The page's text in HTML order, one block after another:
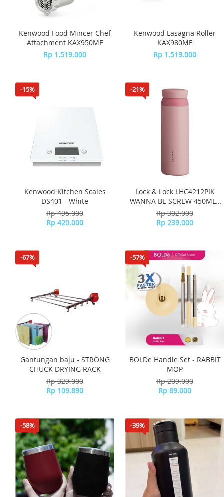
Kenwood Food Mincer Chef
Attachment KAX950ME
Rp 1.519.000
Kenwood Lasagna Roller
KAX980ME
Rp 1.519.000
-15%
Kenwood Kitchen Scales
DS401 - White
Rp 495.000
Rp 420.000
-21%
Lock & Lock LHC4212PIK
WANNA BE SCREW 450ML -
Pink
Rp 302.000
Rp 239.000
-67%
Gantungan baju - STRONG
CHUCK DRYING RACK
Rp 329.000
Rp 109.890
-57%
BOLDe Handle Set - RABBIT
MOP
Rp 209.000
Rp 89.000
-58% -39%